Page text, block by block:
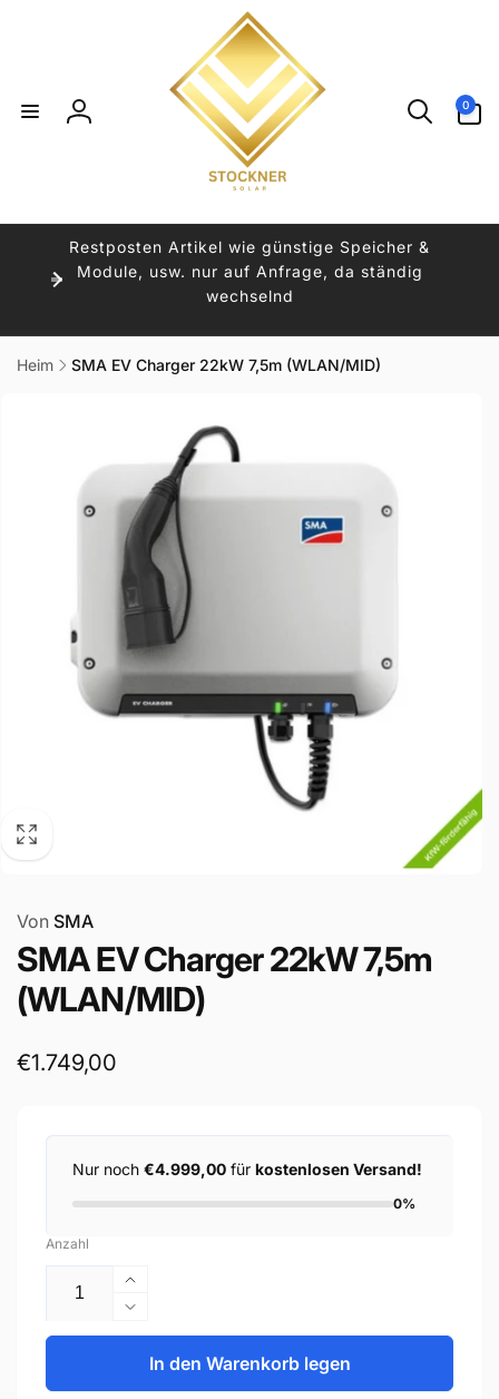
Einloggen
0
Artikel
Restposten Artikel wie günstige Speicher &
Module, usw. nur auf Anfrage, da ständig
wechselnd
Heim SMA EV Charger 22kW 7,5m (WLAN/MID)
Von SMA
SMA EV Charger 22kW 7,5m
(WLAN/MID)
Normaler
€1.749,00
Nur noch €4.999,00 für kostenlosen Versand!
0%
Anzahl
Erhöhe
die
Menge
für
Verringere
die
Menge
für
In den Warenkorb legen